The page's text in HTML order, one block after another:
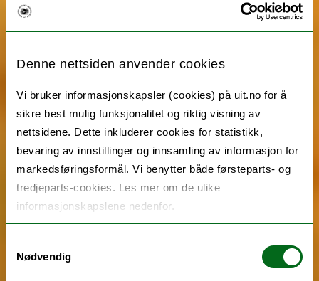
Denne nettsiden anvender cookies
Vi bruker informasjonskapsler (cookies) på uit.no for å
sikre best mulig funksjonalitet og riktig visning av
nettsidene. Dette inkluderer cookies for statistikk,
bevaring av innstillinger og innsamling av informasjon for
markedsføringsformål. Vi benytter både førsteparts- og
tredjeparts-cookies. Les mer om de ulike
informasjonskapslene nedenfor.
Nødvendig